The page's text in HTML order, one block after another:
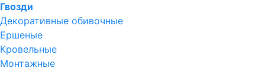
Гвозди
Декоративные обивочные
Ершеные
Кровельные
Монтажные